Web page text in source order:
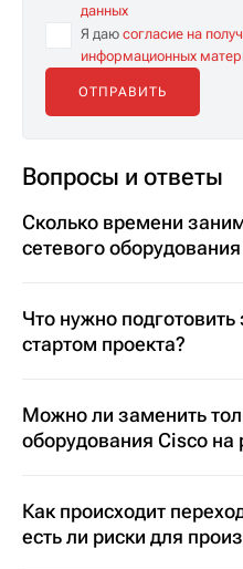
данных
Я даю согласие на
информационных
Вопросы и ответы
Сколько времени
сетевого
Что нужно
стартом проекта?
Можно ли заменить
оборудования Cisco на
Как происходит
есть ли риски для